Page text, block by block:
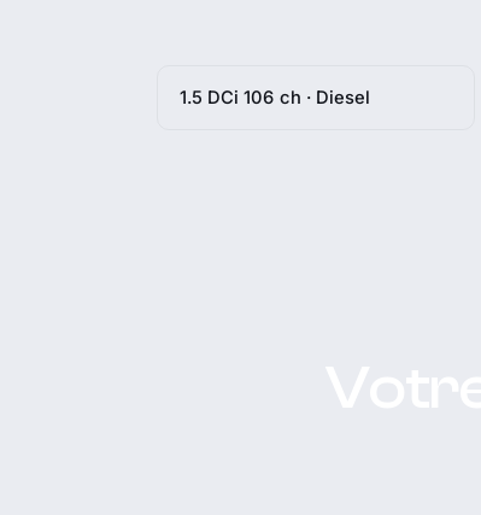
1.5 DCi 106 ch · Diesel